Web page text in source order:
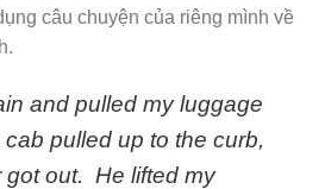
câu chuyện của riêng mình về
and pulled my luggage
pulled up to the curb,
got out. He lifted my